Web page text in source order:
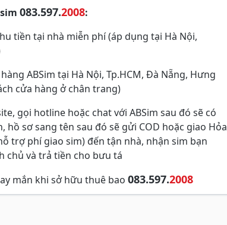
083.597.2008:
tiền tại nhà miễn phí (áp dụng tại Hà Nội,
ABSim tại Hà Nội, Tp.HCM, Đà Nẵng, Hưng
cửa hàng ở chân trang)
gọi hotline hoặc chat với ABSim sau đó sẽ có
sơ sang tên sau đó sẽ gửi COD hoặc giao Hỏa
trợ phí giao sim) đến tận nhà, nhận sim bạn
chủ và trả tiền cho bưu tá
mắn khi sở hữu thuê bao 083.597.2008